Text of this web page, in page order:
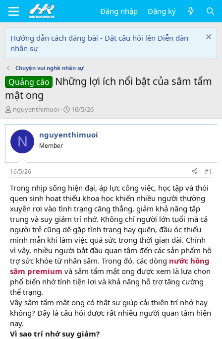
Đăng nhập Đăng ký
Hướng dẫn cách đăng bài - Đặt câu hỏi lên Diễn đàn
nhân sự
Chuyện vui nghề nhân sự
Quảng cáo
Những lợi ích nổi bật của sâm tẩm
mật ong
T
h
r
e
d
s
t
a
r
t
e
r
nguyenthimuoi
N
g
à
y
i
16/5/26
N nguyenthimuoi
Member
16/5/26 #1
Trong nhịp sống hiện đại, áp lực công việc, học tập và thói
quen sinh hoạt thiếu khoa học khiến nhiều người thường
xuyên rơi vào tình trạng căng thẳng, giảm khả năng tập
trung và suy giảm trí nhớ. Không chỉ người lớn tuổi mà cả
người trẻ cũng dễ gặp tình trạng hay quên, đầu óc thiếu
minh mẫn khi làm việc quá sức trong thời gian dài. Chính
vì vậy, nhiều người bắt đầu quan tâm đến các sản phẩm hỗ
trợ sức khỏe từ nhân sâm. Trong đó, các dòng nước hồng
sâm premium và sâm tẩm mật ong được xem là lựa chọn
phổ biến nhờ tính tiện lợi và khả năng hỗ trợ tăng cường
thể trạng.
Vậy sâm tẩm mật ong có thật sự giúp cải thiện trí nhớ hay
không? Đây là câu hỏi được rất nhiều người quan tâm hiện
nay.
Vì sao trí nhớ suy giảm?